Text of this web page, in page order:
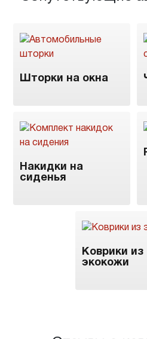
Шторки на окна
Накидки на
сиденья
Коврики из
экокожи